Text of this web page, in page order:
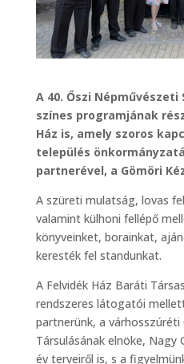
A 40. Őszi
színes programjának
Ház is, amely szoros
település
partnerével, a Gömöri
A szüreti mulatság, lovas
valamint külhoni fellépő
könyveinket, borainkat,
keresték fel standunkat.
A Felvidék Ház Baráti
rendszeres látogatói
partnerünk, a
Társulásának elnöke,
év terveiről is, s a